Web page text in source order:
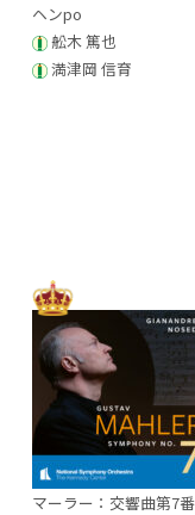
ヘンpo
舩木 篤也
満津岡 信育
マーラー：交響曲第7